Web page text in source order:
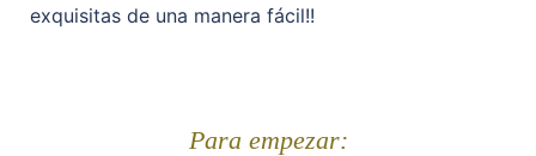
exquisitas de una manera fácil!!
Para empezar: